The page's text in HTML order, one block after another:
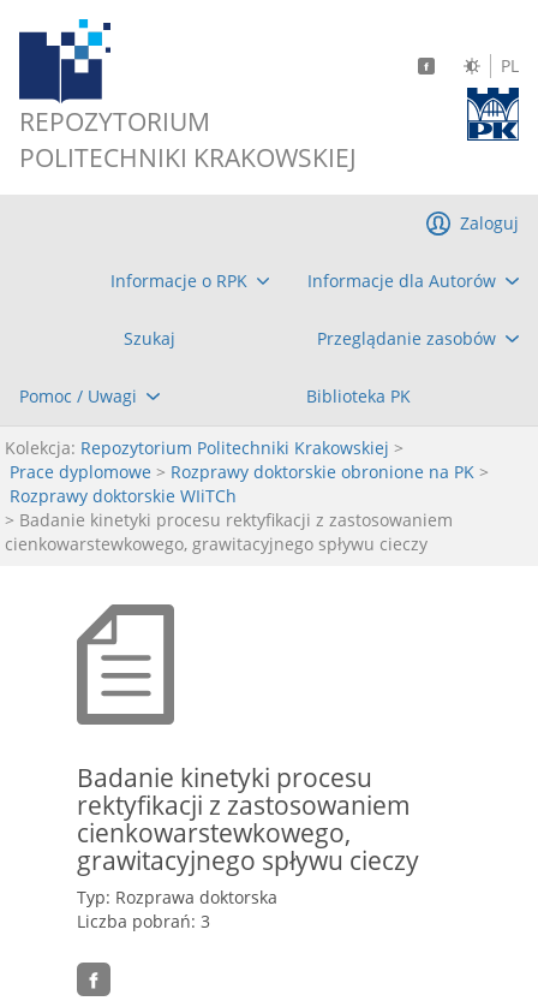
REPOZYTORIUM
POLITECHNIKI KRAKOWSKIEJ
PL
Informacje o RPK Informacje dla Autorów
Szukaj Przeglądanie zasobów
Pomoc / Uwagi Biblioteka PK
Zaloguj
Kolekcja: Repozytorium Politechniki Krakowskiej >
Prace dyplomowe > Rozprawy doktorskie obronione na PK >
Rozprawy doktorskie WIiTCh
> Badanie kinetyki procesu rektyfikacji z zastosowaniem
cienkowarstewkowego, grawitacyjnego spływu cieczy
Badanie kinetyki procesu
rektyfikacji z zastosowaniem
cienkowarstewkowego,
grawitacyjnego spływu cieczy
Typ: Rozprawa doktorska
Liczba pobrań: 3